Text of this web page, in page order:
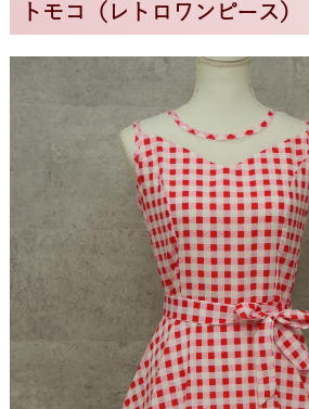
トモコ（レトロワンピース）